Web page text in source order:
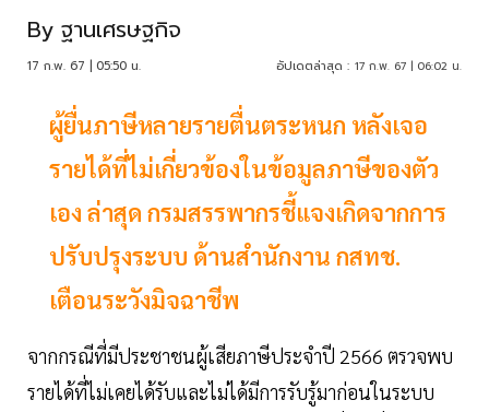
By ฐานเศรษฐกิจ
17 ก.พ. 67 | 05:50 น. อัปเดตล่าสุด : 17 ก.พ. 67 | 06:02 น.
ผู้ยื่นภาษีหลายรายตื่นตระหนก หลังเจอ
รายได้ที่ไม่เกี่ยวข้องในข้อมูลภาษีของตัว
เอง ล่าสุด กรมสรรพากรชี้แจงเกิดจากการ
ปรับปรุงระบบ ด้านสำนักงาน กสทช.
เตือนระวังมิจฉาชีพ
จากกรณีที่มีประชาชนผู้เสียภาษีประจำปี 2566 ตรวจพบ
รายได้ที่ไม่เคยได้รับและไม่ได้มีการรับรู้มาก่อนในระบบ